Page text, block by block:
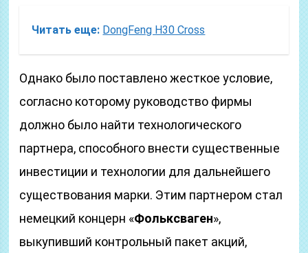
Читать еще: DongFeng H30 Cross
Однако было поставлено жесткое условие,
согласно которому руководство фирмы
должно было найти технологического
партнера, способного внести существенные
инвестиции и технологии для дальнейшего
существования марки. Этим партнером стал
немецкий концерн «Фольксваген»,
выкупивший контрольный пакет акций,